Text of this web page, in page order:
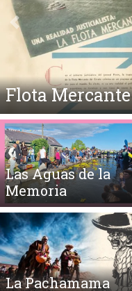
Medicina y
Anterior
Las Aguas de la
Memoria
La Pachamama